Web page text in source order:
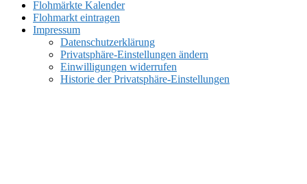
Flohmärkte Kalender
Flohmarkt eintragen
Impressum
Datenschutzerklärung
Privatsphäre-Einstellungen ändern
Einwilligungen widerrufen
Historie der Privatsphäre-Einstellungen